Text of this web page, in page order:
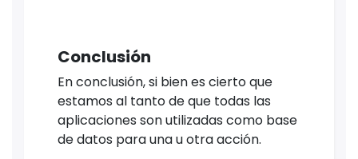
Conclusión
En conclusión, si bien es cierto que
estamos al tanto de que todas las
aplicaciones son utilizadas como base
de datos para una u otra acción.